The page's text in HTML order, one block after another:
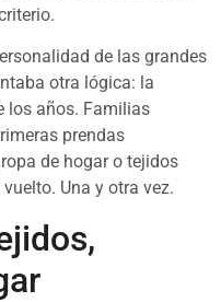
de las grandes
otra lógica: la
los años. Familias
prendas
de hogar o tejidos
Una y otra vez.